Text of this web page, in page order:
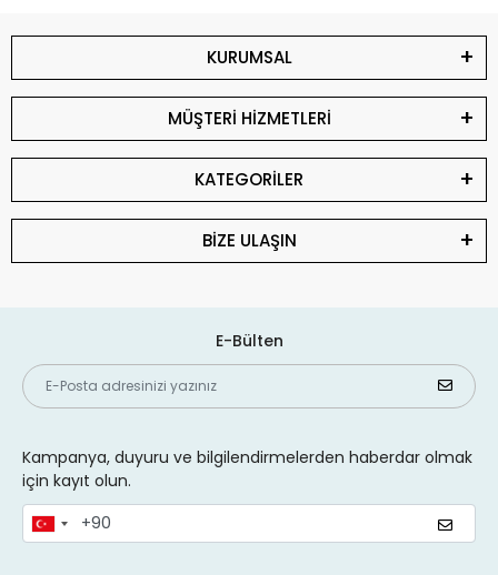
KURUMSAL
MÜŞTERİ HİZMETLERİ
KATEGORİLER
BİZE ULAŞIN
E-Bülten
Kampanya, duyuru ve bilgilendirmelerden haberdar olmak
için kayıt olun.